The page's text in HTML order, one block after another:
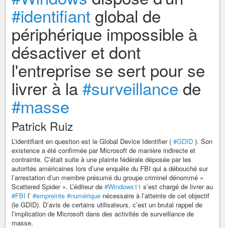
#identifiant global de
périphérique impossible à
désactiver et dont
l'entreprise se sert pour se
livrer à la#surveillance de
#masse
Patrick Ruiz
L’identifiant en question est le Global Device Identifier ( #GDID ). Son
existence a été confirmée par Microsoft de manière indirecte et
contrainte. C’était suite à une plainte fédérale déposée par les
autorités américaines lors d’une enquête du FBI qui a débouché sur
l’arrestation d’un membre présumé du groupe criminel dénommé «
Scattered Spider ». L’éditeur de #Windows11 s’est chargé de livrer au
#FBI l’ #empreinte #numérique nécessaire à l’atteinte de cet objectif
(le GDID). D’avis de certains utilisateurs, c’est un brutal rappel de
l’implication de Microsoft dans des activités de surveillance de
masse.